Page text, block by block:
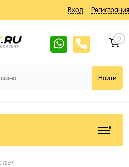
Вход Регистрация
0